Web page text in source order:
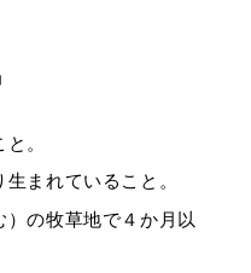
。
まれていること。
の牧草地で４か月以